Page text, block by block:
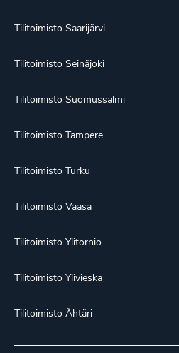
Tilitoimisto Saarijärvi
Tilitoimisto Seinäjoki
Tilitoimisto Suomussalmi
Tilitoimisto Tampere
Tilitoimisto Turku
Tilitoimisto Vaasa
Tilitoimisto Ylitornio
Tilitoimisto Ylivieska
Tilitoimisto Ähtäri